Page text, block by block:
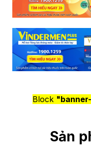
Block
Sản